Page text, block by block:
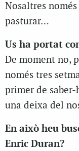
Nosaltres
pasturar…
Us ha portat
De moment no,
només tres
primer de
una deixa del
En això heu
Enric Duran?